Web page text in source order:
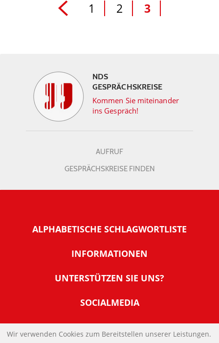
1 2 3
NDS
GESPRÄCHSKREISE
Kommen Sie miteinander
ins Gespräch!
AUFRUF
GESPRÄCHSKREISE FINDEN
ALPHABETISCHE SCHLAGWORTLISTE
INFORMATIONEN
Warum NachDenkSeiten
Tipps zur Nutzung der NachDenkSeiten
Banner und E-Mail-Signaturen
Links
UNTERSTÜTZEN SIE UNS?
Werden Sie Fördermitglied
SOCIALMEDIA
IMPRESSUM
Wir verwenden Cookies zum Bereitstellen unserer Leistungen.